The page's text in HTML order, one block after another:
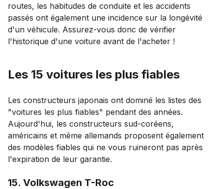
routes, les habitudes de conduite et les accidents
passés ont également une incidence sur la longévité
d'un véhicule. Assurez-vous donc de vérifier
l'historique d'une voiture avant de l'acheter !
Les 15 voitures les plus fiables
Les constructeurs japonais ont dominé les listes des
"voitures les plus fiables" pendant des années.
Aujourd'hui, les constructeurs sud-coréens,
américains et même allemands proposent également
des modèles fiables qui ne vous ruineront pas après
l'expiration de leur garantie.
15. Volkswagen T-Roc